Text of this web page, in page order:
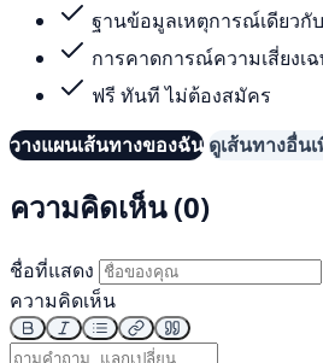
ฐานข้อมูลเหตุการณ์เดียวกั
การคาดการณ์ความเสี่ยงเ
ฟรี ทันที ไม่ต้องสมัคร
วางแผนเส้นทางของฉัน ดูเส้นทางอื่น
ความคิดเห็น (0)
ชื่อที่แสดง
ความคิดเห็น